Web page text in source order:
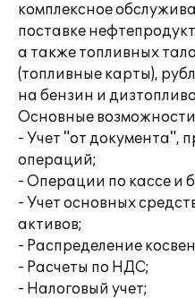
комплексное
поставке
а также топливных
(топливные карты),
на бензин и
Основные
- Учет "от документа",
операций;
- Операции по кассе и
- Учет основных
активов;
- Распределение
- Расчеты по НДС;
- Налоговый учет;